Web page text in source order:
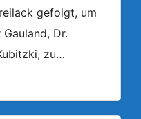
gefolgt, um
Dr.
zu…